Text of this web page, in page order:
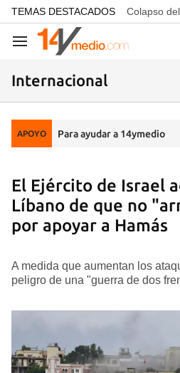
common.go-to-content
TEMAS DESTACADOS Colapso
Navegación
Internacional
APOYO Para ayudar a 14ymedio
El Ejército de Israel
Líbano de que no
por apoyar a Hamás
A medida que aumentan los
peligro de una "guerra de dos